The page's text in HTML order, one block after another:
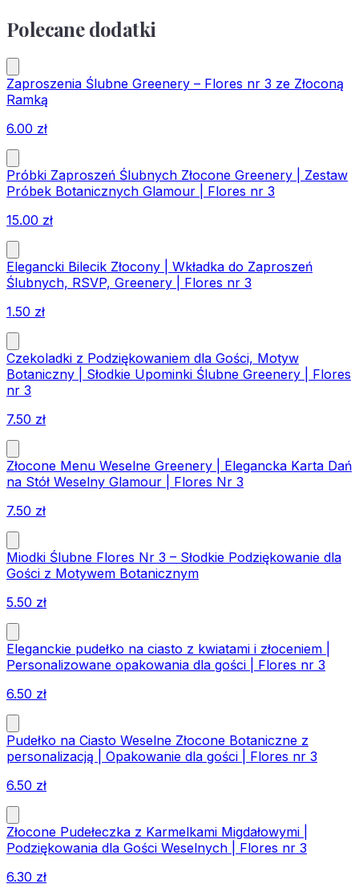
Polecane dodatki
Zaproszenia Ślubne Greenery – Flores nr 3 ze Złoconą
Ramką
6.00 zł
Próbki Zaproszeń Ślubnych Złocone Greenery | Zestaw
Próbek Botanicznych Glamour | Flores nr 3
15.00 zł
Elegancki Bilecik Złocony | Wkładka do Zaproszeń
Ślubnych, RSVP, Greenery | Flores nr 3
1.50 zł
Czekoladki z Podziękowaniem dla Gości, Motyw
Botaniczny | Słodkie Upominki Ślubne Greenery | Flores
nr 3
7.50 zł
Złocone Menu Weselne Greenery | Elegancka Karta Dań
na Stół Weselny Glamour | Flores Nr 3
7.50 zł
Miodki Ślubne Flores Nr 3 – Słodkie Podziękowanie dla
Gości z Motywem Botanicznym
5.50 zł
Eleganckie pudełko na ciasto z kwiatami i złoceniem |
Personalizowane opakowania dla gości | Flores nr 3
6.50 zł
Pudełko na Ciasto Weselne Złocone Botaniczne z
personalizacją | Opakowanie dla gości | Flores nr 3
6.50 zł
Złocone Pudełeczka z Karmelkami Migdałowymi |
Podziękowania dla Gości Weselnych | Flores nr 3
6.30 zł